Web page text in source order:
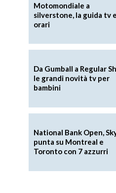
Motomondiale a
silverstone, la guida tv
orari
Da Gumball a Regular
le grandi novità tv per
bambini
National Bank Open,
punta su Montreal e
Toronto con 7 azzurri